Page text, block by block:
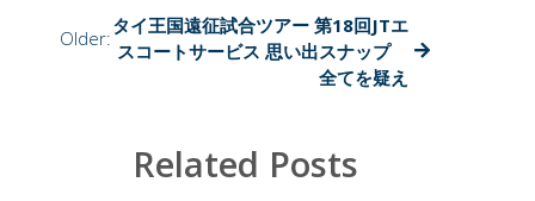
合
ツ
回
Older:
タイ王国遠征試合ツアー 第18回JTエ
スコートサービス 思い出スナップ
全てを疑え
Related Posts